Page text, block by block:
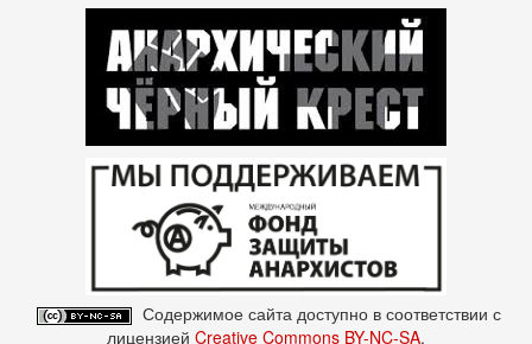
Содержимое сайта доступно в соответствии с
лицензией Creative Commons BY-NC-SA.